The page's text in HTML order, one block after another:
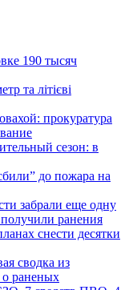
190 тысяч
та літієві
прокуратура
сезон: в
до пожара на
забрали еще одну
ранения
снести десятки
сводка из
о раненых